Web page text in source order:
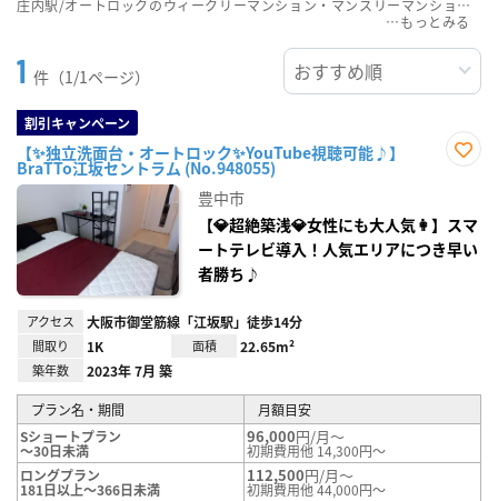
1 件（1/1ページ）
割引キャンペーン
【✨独立洗面台・オートロック✨YouTube視聴可能♪】
BraTTo江坂セントラム (No.948055)
録
豊中市
【💎超絶築浅💎女性にも大人気👩】スマ
ートテレビ導入！人気エリアにつき早い
者勝ち♪
アクセス 大阪市御堂筋線「江坂駅」徒歩14分
間取り 1K 面積 22.65m²
築年数 2023年 7月 築
プラン名・期間
月額目安
Sショートプラン
～30日未満
96,000円/月～
初期費用他 14,300円～
ロングプラン
181日以上～366日未満
112,500円/月～
初期費用他 44,000円～
庄内駅/オートロックのウィークリーマンション・マンスリーマンション賃貸物件一覧を掲載中。敷金・礼金無料、家具・家電付をご紹介。こだわり条件での絞込みも簡単！
…